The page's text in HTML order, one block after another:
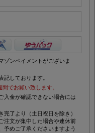
ゾンペイメントがございま
しております。
でお願い致します。
入金が確認できない場合には
了より（土日祝日を除き）
注文が集中した場合や連休前
予めご了承くださいますよう